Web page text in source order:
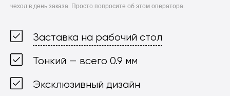
чехол в день заказа. Просто попросите об этом оператора.
Заставка на рабочий стол
Тонкий — всего 0.9 мм
Эксклюзивный дизайн